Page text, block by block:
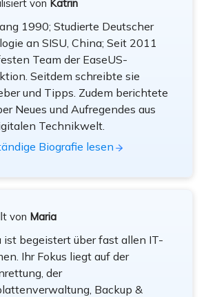
von Katrin
1990; Studierte Deutscher
an SISU, China; Seit 2011
Team der EaseUS-
Seitdem schreibte sie
und Tipps. Zudem berichtete
Neues und Aufregendes aus
Technikwelt.
Biografie lesen
von Maria
ist begeistert über fast allen IT-
Ihr Fokus liegt auf der
der
Backup &